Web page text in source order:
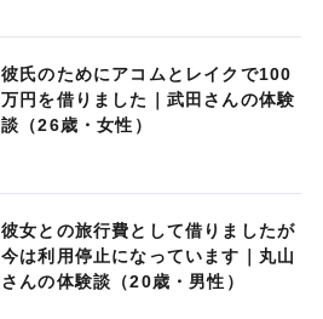
彼氏のためにアコムとレイクで100
万円を借りました｜武田さんの体験
談（26歳・女性）
彼女との旅行費として借りましたが
今は利用停止になっています｜丸山
さんの体験談（20歳・男性）